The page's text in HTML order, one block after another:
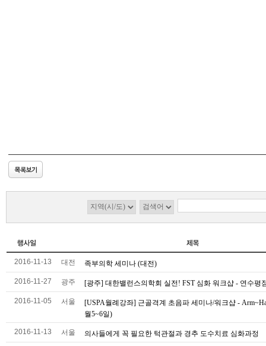
2016-11-13 대전 족부의학 세미나 (대전)
2016-11-27 광주 [광주] 대한밸런스의학회 실전! FST 심화 워크샵 - 연수평
2016-11-05 서울
[USPA월례강좌] 근골격계 초음파 세미나/워크샵 -
월5~6일)
2016-11-13 서울 의사들에게 꼭 필요한 턱관절과 경추 도수치료 심화과정